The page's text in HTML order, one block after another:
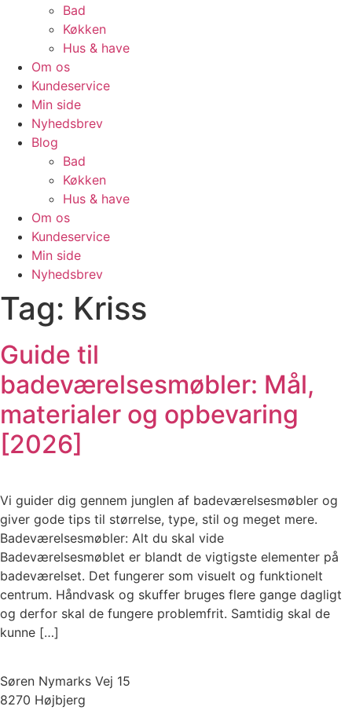
Bad
Køkken
Hus & have
Om os
Kundeservice
Min side
Nyhedsbrev
Blog
Bad
Køkken
Hus & have
Om os
Kundeservice
Min side
Nyhedsbrev
Tag: Kriss
Guide til
badeværelsesmøbler: Mål,
materialer og opbevaring
[2026]
Vi guider dig gennem junglen af badeværelsesmøbler og
giver gode tips til størrelse, type, stil og meget mere.
Badeværelsesmøbler: Alt du skal vide
Badeværelsesmøblet er blandt de vigtigste elementer på
badeværelset. Det fungerer som visuelt og funktionelt
centrum. Håndvask og skuffer bruges flere gange dagligt
og derfor skal de fungere problemfrit. Samtidig skal de
kunne […]
Søren Nymarks Vej 15
8270 Højbjerg